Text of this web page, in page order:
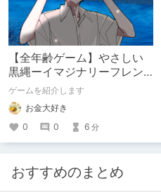
【全年齢ゲーム】やさしい
黒縄ーイマジナリーフレン
ドの「彼」と過ごすおぼん
やすみー
ゲームを紹介します
お金大好き
0
0 6 分
おすすめのまとめ